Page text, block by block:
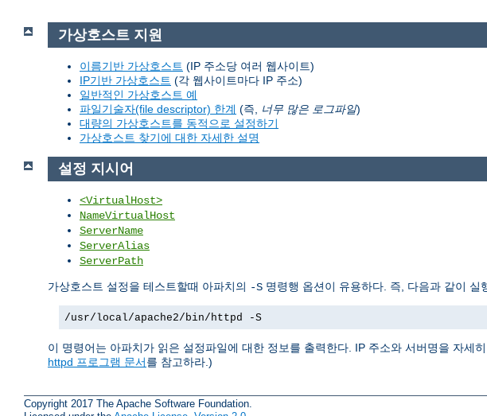
가상호스트 지원
이름기반 가상호스트 (IP 주소당 여러 웹사이트)
IP기반 가상호스트 (각 웹사이트마다 IP 주소)
일반적인 가상호스트 예
파일기술자(file descriptor) 한계 (즉, 너무 많은 로그파일)
대량의 가상호스트를 동적으로 설정하기
가상호스트 찾기에 대한 자세한 설명
설정 지시어
<VirtualHost>
NameVirtualHost
ServerName
ServerAlias
ServerPath
가상호스트 설정을 테스트할때 아파치의 -S 명령행 옵션이 유용하다. 즉, 다음과 같이 실
/usr/local/apache2/bin/httpd -S
이 명령어는 아파치가 읽은 설정파일에 대한 정보를 출력한다. IP 주소와 서버명을 자
httpd 프로그램 문서를 참고하라.)
Copyright 2017 The Apache Software Foundation.